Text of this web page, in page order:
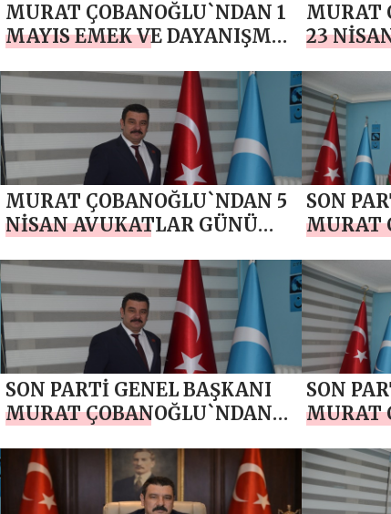
MURAT ÇOBANOĞLU`NDAN 1
MAYIS EMEK VE DAYANIŞMA
MURAT
23
MURAT ÇOBANOĞLU`NDAN 5
NİSAN AVUKATLAR GÜNÜ
SON
MURAT
SON PARTİ GENEL BAŞKANI
MURAT ÇOBANOĞLU`NDAN
SON
MURAT